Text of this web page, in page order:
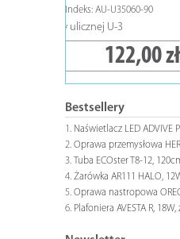
Kod produktu: 1425,
Żarówka LEDSTAR
szczegóły
Bestsellery
Naświetlacz LED ADVIVE
Oprawa przemysłowa
Tuba ECOster T8-12,
Żarówka AR111 HALO,
Oprawa nastropowa
Plafoniera AVESTA R,